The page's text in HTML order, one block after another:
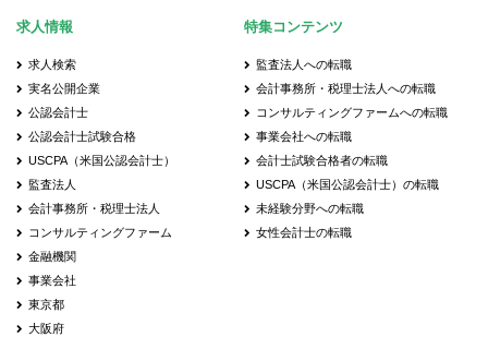
求人情報
求人検索
実名公開企業
公認会計士
公認会計士試験合格
USCPA（米国公認会計士）
監査法人
会計事務所・税理士法人
コンサルティングファーム
金融機関
事業会社
東京都
大阪府
特集コンテンツ
監査法人への転職
会計事務所・税理士法人への転職
コンサルティングファームへの転職
事業会社への転職
会計士試験合格者の転職
USCPA（米国公認会計士）の転職
未経験分野への転職
女性会計士の転職